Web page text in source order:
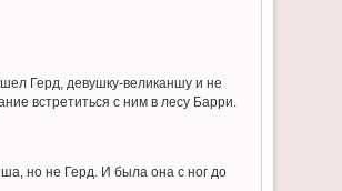
Герд, девушку-великаншу и не
встретиться с ним в лесу Барри.
но не Герд. И была она с ног до